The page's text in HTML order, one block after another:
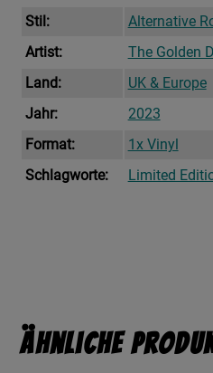
Stil:
Alternative
Artist:
The Golden
Land:
UK & Europe
Jahr:
2023
Format:
1x Vinyl
Schlagworte:
Limited
Ähnliche